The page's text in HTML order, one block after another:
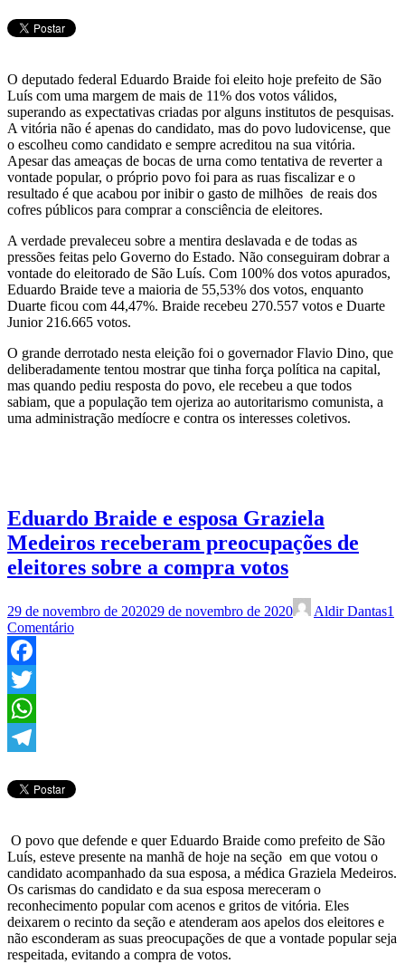
O deputado federal Eduardo Braide foi eleito hoje prefeito de São
Luís com uma margem de mais de 11% dos votos válidos,
superando as expectativas criadas por alguns institutos de pesquisas.
A vitória não é apenas do candidato, mas do povo ludovicense, que
o escolheu como candidato e sempre acreditou na sua vitória.
Apesar das ameaças de bocas de urna como tentativa de reverter a
vontade popular, o próprio povo foi para as ruas fiscalizar e o
resultado é que acabou por inibir o gasto de milhões de reais dos
cofres públicos para comprar a consciência de eleitores.
A verdade prevaleceu sobre a mentira deslavada e de todas as
pressões feitas pelo Governo do Estado. Não conseguiram dobrar a
vontade do eleitorado de São Luís. Com 100% dos votos apurados,
Eduardo Braide teve a maioria de 55,53% dos votos, enquanto
Duarte ficou com 44,47%. Braide recebeu 270.557 votos e Duarte
Junior 216.665 votos.
O grande derrotado nesta eleição foi o governador Flavio Dino, que
deliberadamente tentou mostrar que tinha força política na capital,
mas quando pediu resposta do povo, ele recebeu a que todos
sabiam, que a população tem ojeriza ao autoritarismo comunista, a
uma administração medíocre e contra os interesses coletivos.
Eduardo Braide e esposa Graziela
Medeiros receberam preocupações de
eleitores sobre a compra votos
29 de novembro de 202029 de novembro de 2020 Aldir Dantas1
Comentário
Facebook
Twitter
WhatsApp
O povo que defende e quer Eduardo Braide como prefeito de São
Luís, esteve presente na manhã de hoje na seção em que votou o
candidato acompanhado da sua esposa, a médica Graziela Medeiros.
Os carismas do candidato e da sua esposa mereceram o
reconhecimento popular com acenos e gritos de vitória. Eles
deixarem o recinto da seção e atenderam aos apelos dos eleitores e
não esconderam as suas preocupações de que a vontade popular seja
respeitada, evitando a compra de votos.